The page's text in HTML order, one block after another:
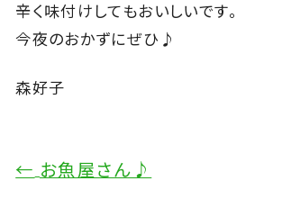
辛く味付けしてもおいしいです。
今夜のおかずにぜひ♪
森好子
← お魚屋さん♪